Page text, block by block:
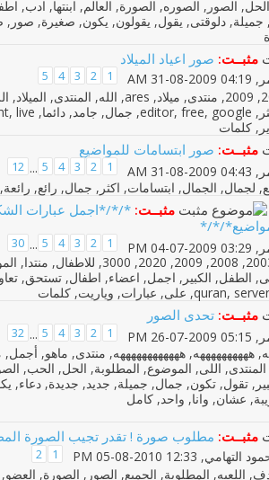
مثبــت: صور اعياد الميلاد
‏, 31-08-2009 04:19 AM
1
2
3
4
5
مثبــت: صور ابتسامات للمواضيع
‏, 31-08-2009 04:43 AM
1
2
3
4
5
...
12
مثبــت: */*/*اجمل عبارات
*/*
‏, 04-07-2009 03:29 PM
1
2
3
4
5
...
30
مثبــت: تحدى الصور
‏, 26-07-2009 05:15 PM
1
2
3
4
5
...
32
مثبــت: مطلوب صورة ! تقدر تجيب الصورة
التهامي‏, 05-08-2010 12:33 PM
1
2